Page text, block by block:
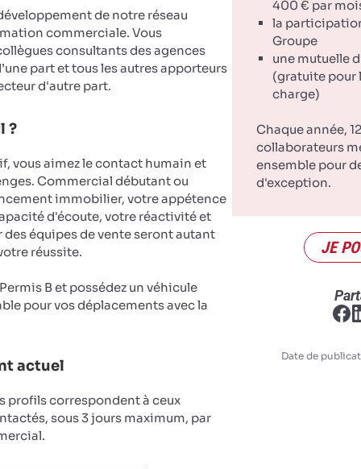
de notre réseau
commerciale. Vous
consultants des agences
part et tous les autres apporteurs
d'autre part.
?
vous aimez le contact humain et
Commercial débutant ou
immobilier, votre appétence
d'écoute, votre réactivité et
équipes de vente seront autant
réussite.
B et possédez un véhicule
pour vos déplacements avec la
actuel
profils correspondent à ceux
sous 3 jours maximum, par
400 € par
la
Groupe
une mutuelle
(gratuite pour
charge)
Chaque année,
collaborateurs
ensemble pour
d'exception.
JE
Date de